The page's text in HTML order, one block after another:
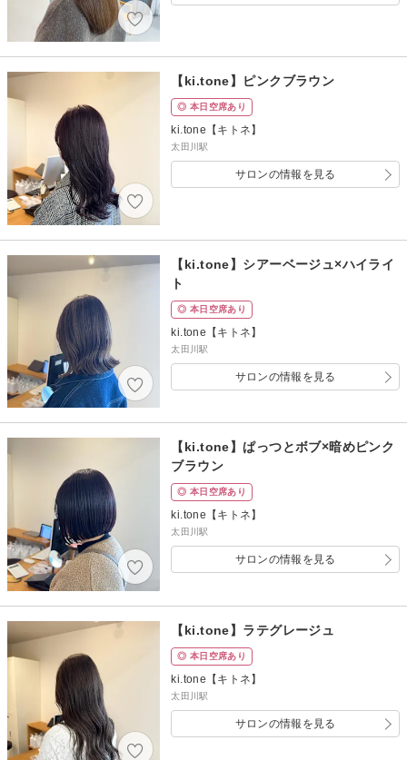
【ki.tone】ピンクブラウン
◎ 本日空席あり
ki.tone【キトネ】
太田川駅
サロンの情報を見る
【ki.tone】シアーベージュ×ハイライ
ト
◎ 本日空席あり
ki.tone【キトネ】
太田川駅
サロンの情報を見る
【ki.tone】ぱっつとボブ×暗めピンク
ブラウン
◎ 本日空席あり
ki.tone【キトネ】
太田川駅
サロンの情報を見る
【ki.tone】ラテグレージュ
◎ 本日空席あり
ki.tone【キトネ】
太田川駅
サロンの情報を見る